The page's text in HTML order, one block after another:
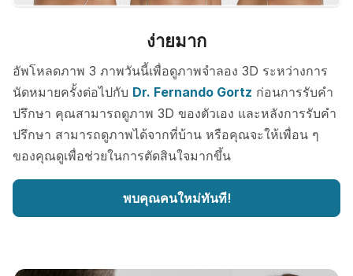
ง่ายมาก
อัพโหลดภาพ 3 ภาพวันนี้เพื่อดูภาพจำลอง 3D ระหว่างการ
นัดหมายครั้งต่อไปกับ Dr. Fernando Gortz ก่อนการรับคำ
ปรึกษา คุณสามารถดูภาพ 3D ของตัวเอง และหลังการรับคำ
ปรึกษา สามารถดูภาพได้จากที่บ้าน หรือคุณจะให้เพื่อน ๆ
ของคุณดูเพื่อช่วยในการตัดสินใจมากขึ้น
พบคุณคนใหม่ทันที!